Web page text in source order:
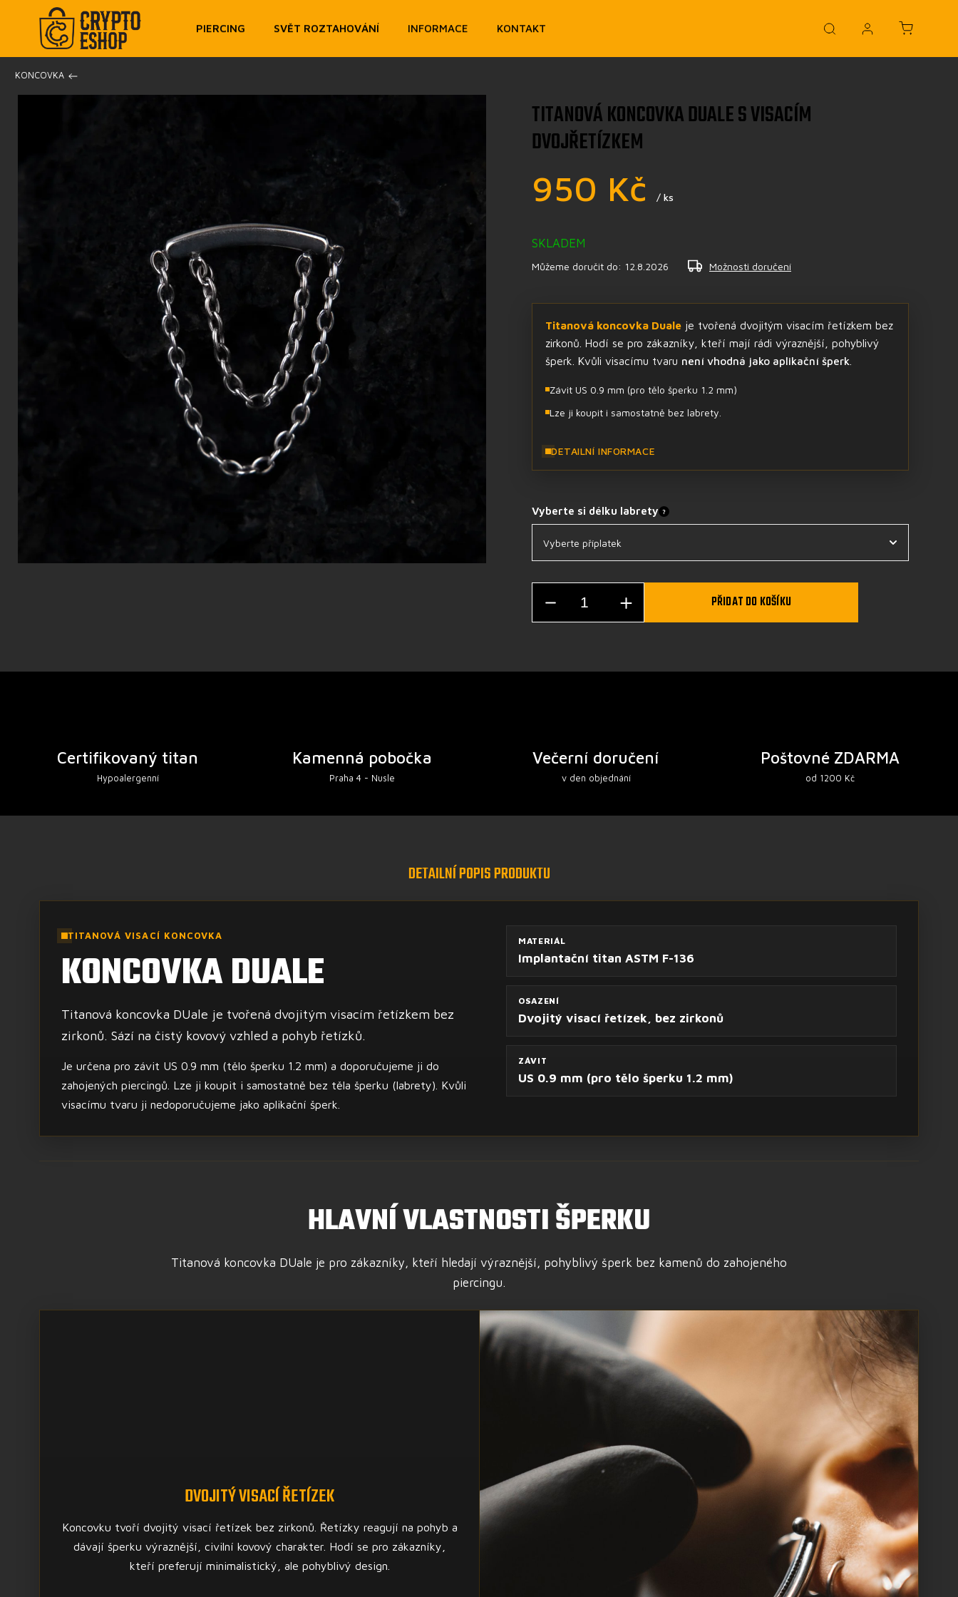
PIERCING SVĚT ROZTAHOVÁNÍ INFORMACE KONTAKT
KONCOVKA
950 Kč / ks
Titanová koncovka Duale je tvořená dvojitým visacím řetízkem bez
zirkonů. Hodí se pro zákazníky, kteří mají rádi výraznější, pohyblivý
šperk. Kvůli visacímu tvaru není vhodná jako aplikační šperk
Závit US 0.9 mm (pro tělo šperku 1.2 mm)
Lze ji koupit i samostatně bez labrety.
DETAILNÍ INFORMACE
Vyberte si délku labrety ?
SKLADEM
Můžeme doručit do: 12.8.2026 Možnosti doručení
PŘIDAT DO KOŠÍKU
TITANOVÁ KONCOVKA DUALE S VISACÍM
DVOJŘETÍZKEM
Certifikovaný titan
Hypoalergenní
Kamenná pobočka
Praha 4 - Nusle
Večerní doručení
v den objednání
Poštovné ZDARMA
od 1200 Kč
DETAILNÍ POPIS PRODUKTU
TITANOVÁ VISACÍ KONCOVKA
KONCOVKA DUALE
Titanová koncovka DUale je tvořená dvojitým visacím řetízkem bez
zirkonů. Sází na čistý kovový vzhled a pohyb řetízků.
Je určena pro závit US 0.9 mm (tělo šperku 1.2 mm) a doporučujeme ji do
zahojených piercingů. Lze ji koupit i samostatně bez těla šperku (labrety). Kvůli
visacímu tvaru ji nedoporučujeme jako aplikační šperk.
MATERIÁL
Implantační titan ASTM F-136
OSAZENÍ
Dvojitý visací řetízek, bez zirkonů
ZÁVIT
US 0.9 mm (pro tělo šperku 1.2 mm)
HLAVNÍ VLASTNOSTI ŠPERKU
Titanová koncovka DUale je pro zákazníky, kteří hledají výraznější, pohyblivý šperk bez kamenů do zahojeného
piercingu.
DVOJITÝ VISACÍ ŘETÍZEK
Koncovku tvoří dvojitý visací řetízek bez zirkonů. Řetízky reagují na pohyb a
dávají šperku výraznější, civilní kovový charakter. Hodí se pro zákazníky,
kteří preferují minimalistický, ale pohyblivý design.